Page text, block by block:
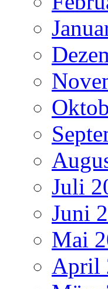
Juli
Juni
Mai
April